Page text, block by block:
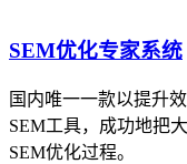
SEM优化专家系统
国内唯一一款以提升
SEM工具，成功地把
SEM优化过程。